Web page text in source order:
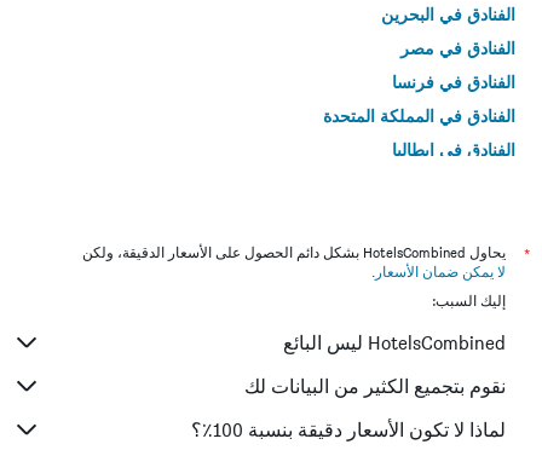
الفنادق في البحرين
الفنادق في مصر
الفنادق في فرنسا
الفنادق في المملكة المتحدة
الفنادق في إيطاليا
*
يحاول HotelsCombined بشكل دائم الحصول على الأسعار الدقيقة، ولكن
لا يمكن ضمان الأسعار .
إليك السبب:
HotelsCombined ليس البائع
نقوم بتجميع الكثير من البيانات لك
لماذا لا تكون الأسعار دقيقة بنسبة 100٪؟